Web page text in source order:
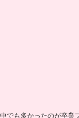
中でも多かったのが卒業